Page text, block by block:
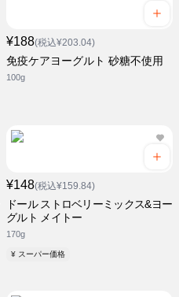
¥188(税込¥203.04)
免疫ケアヨーグルト 砂糖不使用
100g
¥148(税込¥159.84)
ドール ストロベリーミックス&ヨー
グルト メイトー
170g
¥ スーパー価格